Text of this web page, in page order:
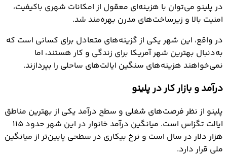
در پلینو می‌توان با هزینه‌ای معقول از امکانات شهری باکیفیت،
امنیت بالا و زیرساخت‌های مدرن بهره‌مند شد.
در واقع، این شهر یکی از گزینه‌های متعادل برای کسانی است که
به‌دنبال بهترین شهر آمریکا برای زندگی و کار هستند، اما
نمی‌خواهند هزینه‌های سنگین ایالت‌های ساحلی را بپردازند.
درآمد و بازار کار در پلینو
پلینو از نظر فرصت‌های شغلی و سطح درآمد یکی از بهترین مناطق
ایالت تگزاس است. میانگین درآمد خانوار در این شهر حدود 115
هزار دلار در سال است و نرخ بیکاری در سطحی پایین‌تر از میانگین
ملی قرار دارد.